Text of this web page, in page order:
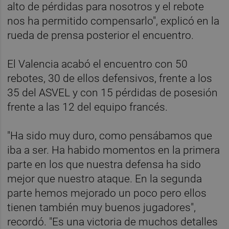
alto de pérdidas para nosotros y el rebote
nos ha permitido compensarlo", explicó en la
rueda de prensa posterior el encuentro.
El Valencia acabó el encuentro con 50
rebotes, 30 de ellos defensivos, frente a los
35 del ASVEL y con 15 pérdidas de posesión
frente a las 12 del equipo francés.
"Ha sido muy duro, como pensábamos que
iba a ser. Ha habido momentos en la primera
parte en los que nuestra defensa ha sido
mejor que nuestro ataque. En la segunda
parte hemos mejorado un poco pero ellos
tienen también muy buenos jugadores",
recordó. "Es una victoria de muchos detalles